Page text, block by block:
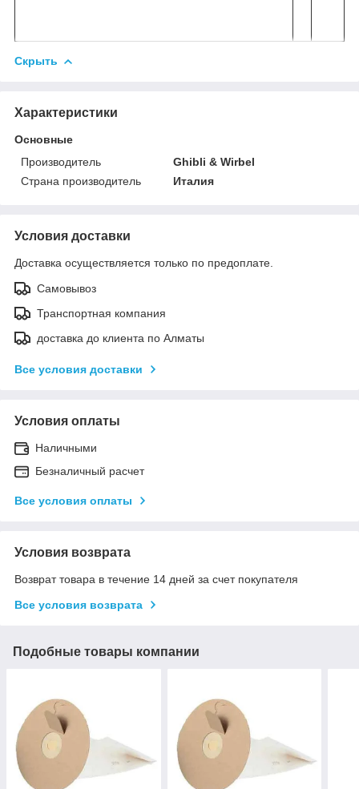
Скрыть
Характеристики
Основные
Производитель
Ghibli & Wirbel
Страна производитель
Италия
Условия доставки
Доставка осуществляется только по предоплате.
Самовывоз
Транспортная компания
доставка до клиента по Алматы
Все условия доставки
Условия оплаты
Наличными
Безналичный расчет
Все условия оплаты
Условия возврата
Возврат товара в течение 14 дней за счет покупателя
Все условия возврата
Подобные товары компании